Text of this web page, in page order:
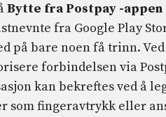
Bytte fra Postpay -
fra Google Play
på bare noen få trinn.
forbindelsen via
kan bekreftes ved å
som fingeravtrykk eller